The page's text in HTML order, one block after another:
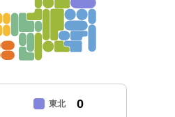
東北 0